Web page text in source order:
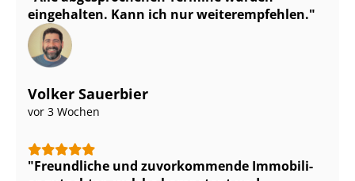
eingehalten. Kann ich nur weiterempfehlen.
Volker Sauerbier
vor 3 Wochen
Freundliche und zuvorkommende Im­mo­bi­li­